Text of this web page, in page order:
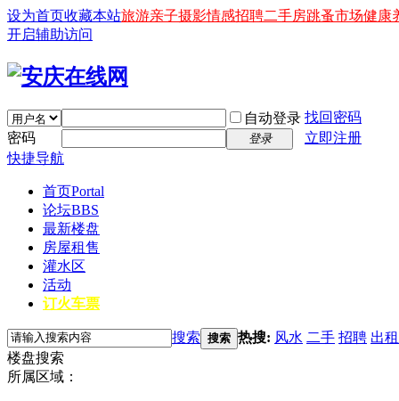
设为首页收藏本站旅游亲子摄影情感招聘二手房跳蚤市场健康
开启辅助访问
自动登录 找回密码
密码
登录
立即注册
快捷导航
首页Portal
论坛BBS
最新楼盘
房屋租售
灌水区
活动
订火车票
搜索 搜索 热搜: 风水 二手 招聘 出租
楼盘搜索
所属区域：